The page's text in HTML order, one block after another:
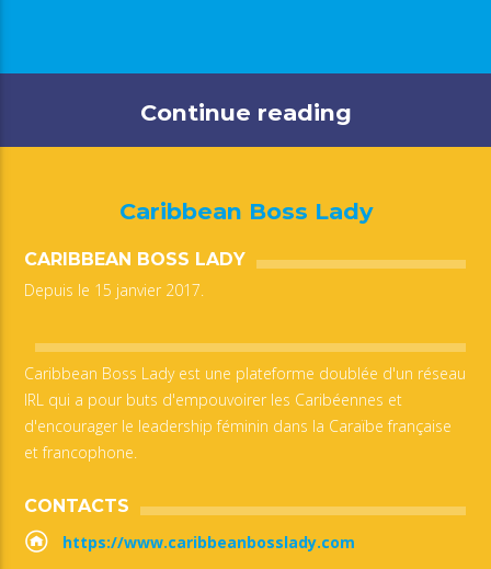
Continue reading
Caribbean Boss Lady
CARIBBEAN BOSS LADY
Depuis le 15 janvier 2017.
Caribbean Boss Lady est une plateforme doublée d'un réseau
IRL qui a pour buts d'empouvoirer les Caribéennes et
d'encourager le leadership féminin dans la Caraïbe française
et francophone.
CONTACTS
https://www.caribbeanbosslady.com